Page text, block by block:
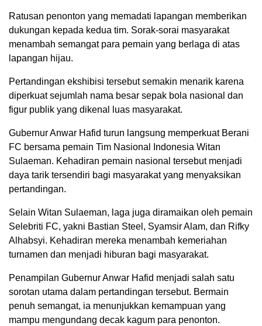
Ratusan penonton yang memadati lapangan memberikan
dukungan kepada kedua tim. Sorak-sorai masyarakat
menambah semangat para pemain yang berlaga di atas
lapangan hijau.
Pertandingan ekshibisi tersebut semakin menarik karena
diperkuat sejumlah nama besar sepak bola nasional dan
figur publik yang dikenal luas masyarakat.
Gubernur Anwar Hafid turun langsung memperkuat Berani
FC bersama pemain Tim Nasional Indonesia Witan
Sulaeman. Kehadiran pemain nasional tersebut menjadi
daya tarik tersendiri bagi masyarakat yang menyaksikan
pertandingan.
Selain Witan Sulaeman, laga juga diramaikan oleh pemain
Selebriti FC, yakni Bastian Steel, Syamsir Alam, dan Rifky
Alhabsyi. Kehadiran mereka menambah kemeriahan
turnamen dan menjadi hiburan bagi masyarakat.
Penampilan Gubernur Anwar Hafid menjadi salah satu
sorotan utama dalam pertandingan tersebut. Bermain
penuh semangat, ia menunjukkan kemampuan yang
mampu mengundang decak kagum para penonton.